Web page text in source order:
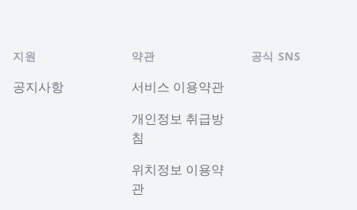
지원
공지사항
약관
서비스 이용약관
개인정보 취급방
침
위치정보 이용약
관
공식 SNS